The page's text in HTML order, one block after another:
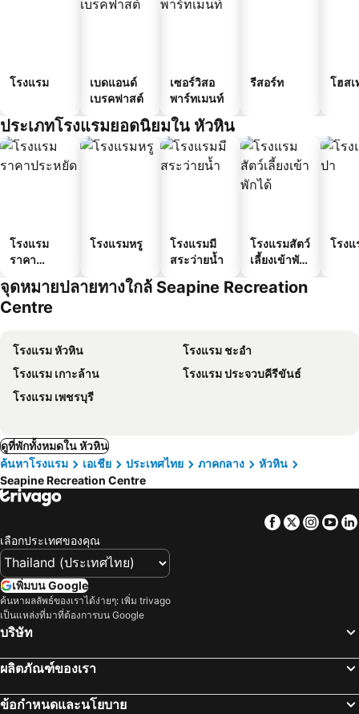
โรงแรม
เบดแอนด์
เบรคฟาสต์
เซอร์วิสอ
พาร์ทเมนท์
รีสอร์ท โฮสเ
ประเภทโรงแรมยอดนิยมใน หัวหิน
โรงแรม
ราคา
โรงแรมหรู
โรงแรมมี
สระว่ายน้ำ
โรงแรมสัตว์
เลี้ยงเข้าพัก
โรง
จุดหมายปลายทางใกล้ Seapine Recreation
Centre
โรงแรม หัวหิน
โรงแรม ชะอำ
โรงแรม เกาะล้าน
โรงแรม ประจวบคีรีขันธ์
โรงแรม เพชรบุรี
ดูที่พักทั้งหมดใน หัวหิน
ค้นหาโรงแรม
เอเชีย ประเทศไทย ภาคกลาง
หัวหิน
Seapine Recreation Centre
Facebook
Twitter
เลือกประเทศของคุณ
เพิ่มบน Google
ค้นหาผลลัพธ์ของเราได้ง่ายๆ: เพิ่ม trivago
เป็นแหล่งที่มาที่ต้องการบน Google
บริษัท
ผลิตภัณฑ์ของเรา
ข้อกำหนดและนโยบาย